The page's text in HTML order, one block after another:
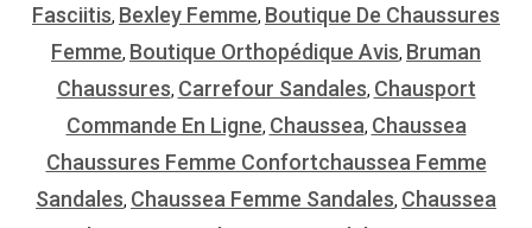
Fasciitis, Bexley Femme, Boutique De Chaussures
Femme, Boutique Orthopédique Avis, Bruman
Chaussures, Carrefour Sandales, Chausport
Commande En Ligne, Chaussea, Chaussea
Chaussures Femme Confortchaussea Femme
Sandales, Chaussea Femme Sandales, Chaussea